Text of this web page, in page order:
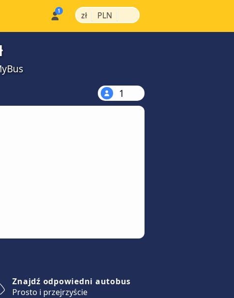
zł | PLN |
1
Znajdź odpowiedni autobus
Prosto i przejrzyście